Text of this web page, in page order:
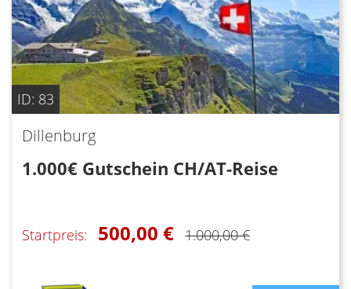
ID: 83
Dillenburg
1.000€ Gutschein CH/AT-Reise
Startpreis: 500,00 € 1.000,00 €